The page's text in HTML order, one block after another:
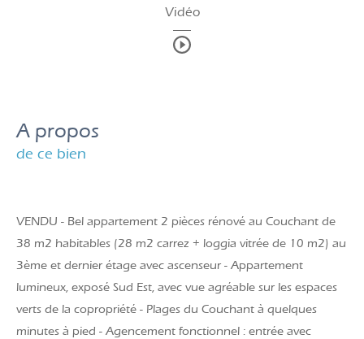
Vidéo
a propos
de ce bien
VENDU - Bel appartement 2 pièces rénové au Couchant de
38 m2 habitables (28 m2 carrez + loggia vitrée de 10 m2) au
3ème et dernier étage avec ascenseur - Appartement
lumineux, exposé Sud Est, avec vue agréable sur les espaces
verts de la copropriété - Plages du Couchant à quelques
minutes à pied - Agencement fonctionnel : entrée avec